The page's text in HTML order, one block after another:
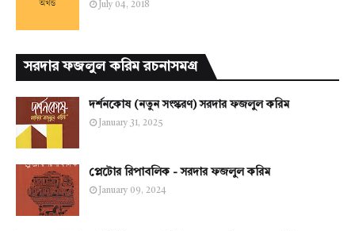
July 04, 2018
সরদার ফজলুল করিম রচনাসমগ্র
দর্শনকোষ (নতুন সংস্করণ) সরদার ফজলুল করিম
January 31, 2025
প্লেটোর রিপাবলিক - সরদার ফজলুল করিম
January 09, 2024